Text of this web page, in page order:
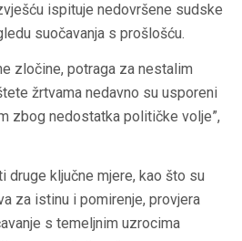
ispituje nedovršene sudske
suočavanja s prošlošću.
zločine, potraga za nestalim
žrtvama nedavno su usporeni
zbog nedostatka političke volje”,
druge ključne mjere, kao što su
za istinu i pomirenje, provjera
s temeljnim uzrocima